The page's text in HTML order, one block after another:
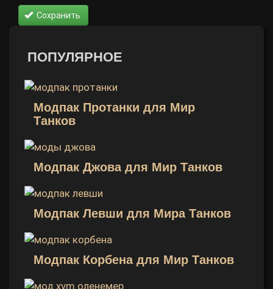
Сохранить
ПОПУЛЯРНОЕ
Модпак Протанки для Мир
Танков
Модпак Джова для Мир Танков
Модпак Левши для Мира Танков
Модпак Корбена для Мир Танков